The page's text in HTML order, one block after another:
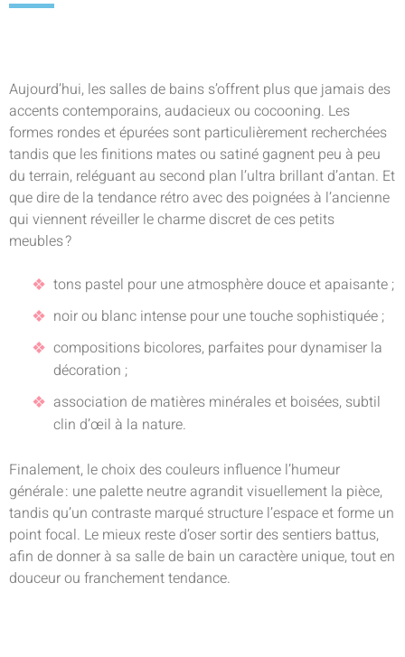
Aujourd’hui, les salles de bains s’offrent plus que jamais des
accents contemporains, audacieux ou cocooning. Les
formes rondes et épurées sont particulièrement recherchées
tandis que les finitions mates ou satiné gagnent peu à peu
du terrain, reléguant au second plan l’ultra brillant d’antan. Et
que dire de la tendance rétro avec des poignées à l’ancienne
qui viennent réveiller le charme discret de ces petits
meubles ?
tons pastel pour une atmosphère douce et apaisante ;
noir ou blanc intense pour une touche sophistiquée ;
compositions bicolores, parfaites pour dynamiser la
décoration ;
association de matières minérales et boisées, subtil
clin d’œil à la nature.
Finalement, le choix des couleurs influence l’humeur
générale : une palette neutre agrandit visuellement la pièce,
tandis qu’un contraste marqué structure l’espace et forme un
point focal. Le mieux reste d’oser sortir des sentiers battus,
afin de donner à sa salle de bain un caractère unique, tout en
douceur ou franchement tendance.